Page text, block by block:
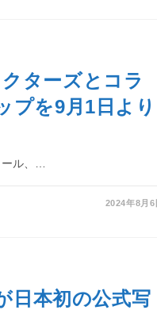
ターズとコラ
プを9月1日より
ル、…
2024年8月6
日本初の公式写